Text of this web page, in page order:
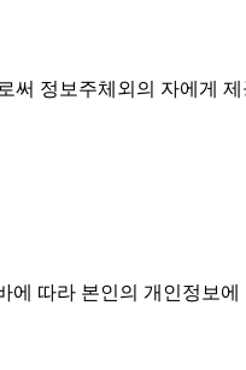
정보주체외의 자에게
따라 본인의 개인정보